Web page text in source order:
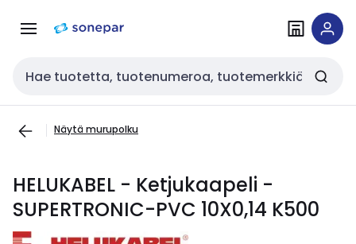
navigointiinsisältöön
Haku
Näytä murupolku
HELUKABEL - Ketjukaapeli -
SUPERTRONIC-PVC 10X0,14 K500